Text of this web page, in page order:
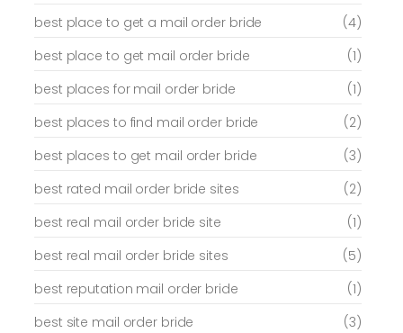
best place to get a mail order bride
(4)
best place to get mail order bride
(1)
best places for mail order bride
(1)
best places to find mail order bride
(2)
best places to get mail order bride
(3)
best rated mail order bride sites
(2)
best real mail order bride site
(1)
best real mail order bride sites
(5)
best reputation mail order bride
(1)
best site mail order bride
(3)